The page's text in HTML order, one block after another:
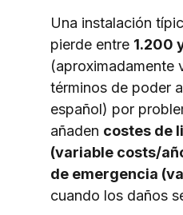
Una instalación
pierde entre 1.200
(aproximadamente
términos de poder
español) por
añaden costes de
(variable costs/
de emergencia
cuando los daños